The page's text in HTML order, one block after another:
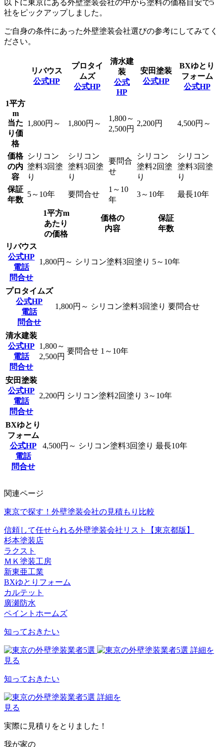
以下に東京にある外壁塗装会社の中から塗料の価格目安で5
社をピックアップしました。
ご自身の条件にあった外壁塗装会社選びの参考にしてみてく
ださい。
リバウス
公式HP
プロタイ
ムズ
公式HP
清水建
装
公式
HP
安田塗装
公式HP
BXゆとり
フォーム
公式HP
1平方
m
当た
り価
格
1,800円～ 1,800円～
1,800～
2,500円
2,200円 4,500円～
価格
の内
容
シリコン
塗料3回塗
り
シリコン
塗料3回塗
り
要問合
せ
シリコン
塗料2回塗
り
シリコン
塗料3回塗
り
保証
年数
5～10年 要問合せ
1～10
年
3～10年 最長10年
1平方m
あたり
の価格
価格の
内容
保証
年数
リバウス
公式HP
電話
問合せ
1,800円～ シリコン塗料3回塗り 5～10年
プロタイムズ
公式HP
電話
問合せ
1,800円～ シリコン塗料3回塗り 要問合せ
清水建装
公式HP
電話
問合せ
1,800～
2,500円
要問合せ 1～10年
安田塗装
公式HP
電話
問合せ
2,200円 シリコン塗料2回塗り 3～10年
BXゆとり
フォーム
公式HP
電話
問合せ
4,500円～ シリコン塗料3回塗り 最長10年
関連ページ
東京で探す！外壁塗装会社の見積もり比較
信頼して任せられる外壁塗装会社リスト【東京都版】
杉本塗装店
ラクスト
ＭＫ塗装工房
新東亜工業
BXゆとりフォーム
カルテット
廣瀬防水
ペイントホームズ
知っておきたい
詳細を
見る
知っておきたい
詳細を
見る
実際に見積りをとりました！
我が家の